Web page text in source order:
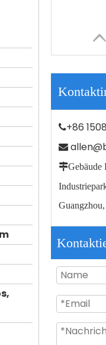
+86

Gebäude